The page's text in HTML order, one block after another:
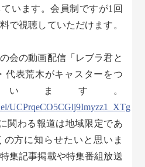
います。会員制ですが1回
で視聴していただけます。
会の動画配信「レブラ君と
代表荒木がキャスターをつ
ます。
UCPrqeCO5CGlj9Imyzz1_XTg
わる報道は地域限定であ
方に知らせたいと思いま
集記事掲載や特集番組放送